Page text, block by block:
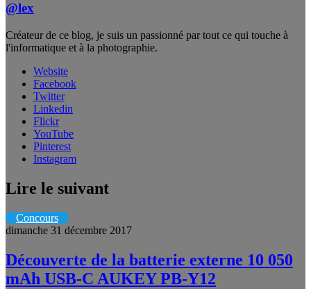
@lex
Créateur de ce blog, je suis un passionné par tout ce qui touche à
l'informatique et à la photographie.
Website
Facebook
Twitter
Linkedin
Flickr
YouTube
Pinterest
Instagram
Lire le suivant
Concours
dimanche 31 décembre 2017
Découverte de la batterie externe 10 050
mAh USB-C AUKEY PB-Y12